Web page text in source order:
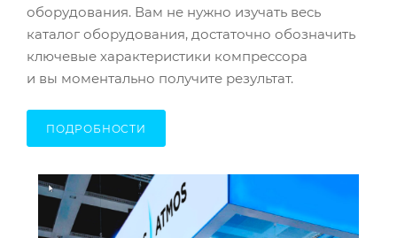
оборудования. Вам не нужно изучать весь
каталог оборудования, достаточно обозначить
ключевые характеристики компрессора
и вы моментально получите результат.
ПОДРОБНОСТИ